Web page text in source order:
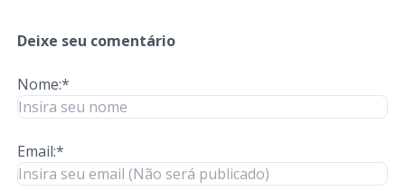
Deixe seu comentário
Nome:*
Email:*